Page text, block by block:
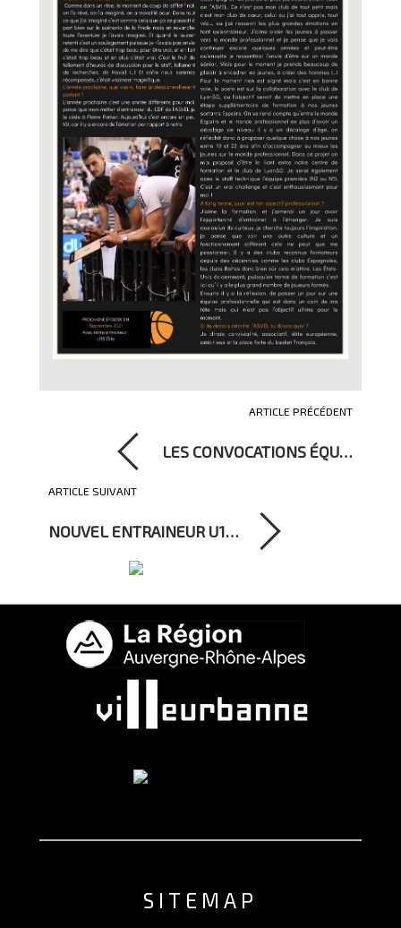
ARTICLE PRÉCÉDENT
LES CONVOCATIONS ÉQU…
ARTICLE SUIVANT
NOUVEL ENTRAINEUR U1…
SITEMAP